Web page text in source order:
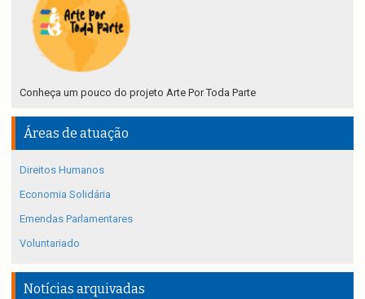
Conheça um pouco do projeto Arte Por Toda Parte
Áreas de atuação
Direitos Humanos
Economia Solidária
Emendas Parlamentares
Voluntariado
Notícias arquivadas